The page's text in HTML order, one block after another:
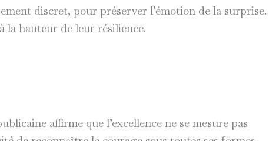
discret, pour préserver l’émotion de la surprise.
la hauteur de leur résilience.
affirme que l’excellence ne se mesure pas